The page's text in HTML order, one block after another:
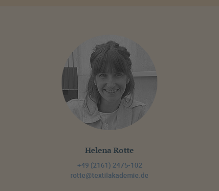
Helena Rotte
+49 (2161) 2475-102
rotte@textilakademie.de